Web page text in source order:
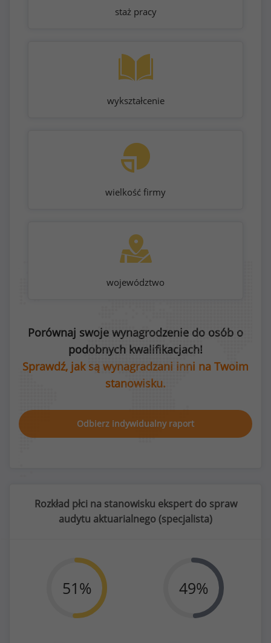
staż pracy
wykształcenie
wielkość firmy
województwo
Porównaj swoje wynagrodzenie do osób o
podobnych kwalifikacjach!
Sprawdź, jak są wynagradzani inni na Twoim
stanowisku.
Odbierz indywidualny raport
Rozkład płci na stanowisku ekspert do spraw
audytu aktuarialnego (specjalista)
51% 49%